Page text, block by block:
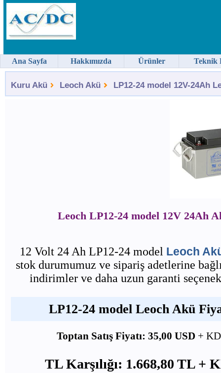
Kuru Akü Leoch Akü LP12-24 model 12V-24Ah
Leoch LP12-24 model 12V 24Ah
12 Volt 24 Ah LP12-24 model Leoch
stok durumumuz ve sipariş adetlerine
indirimler ve daha uzun garanti
LP12-24 model Leoch Akü
Toptan Satış Fiyatı: 35,00 USD +
TL Karşılığı: 1.668,80 TL +
Ana Sayfa Hakkımızda Ürünler Teknik